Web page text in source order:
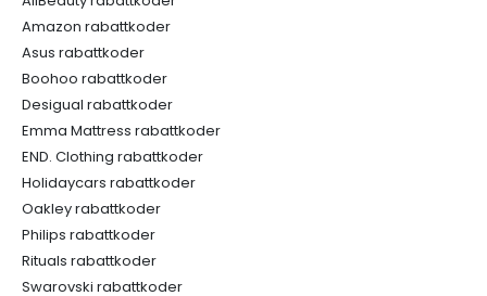
Amazon rabattkoder
Asus rabattkoder
Boohoo rabattkoder
Desigual rabattkoder
Emma Mattress rabattkoder
END. Clothing rabattkoder
Holidaycars rabattkoder
Oakley rabattkoder
Philips rabattkoder
Rituals rabattkoder
Swarovski rabattkoder